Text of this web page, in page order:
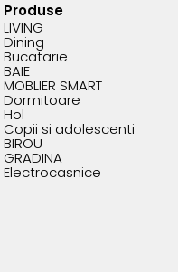
Produse
LIVING
Dining
Bucatarie
BAIE
MOBLIER SMART
Dormitoare
Hol
Copii si adolescenti
BIROU
GRADINA
Electrocasnice